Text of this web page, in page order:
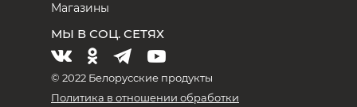
Магазины
МЫ В СОЦ. СЕТЯХ
© 2022 Белорусские продукты
Политика в отношении обработки